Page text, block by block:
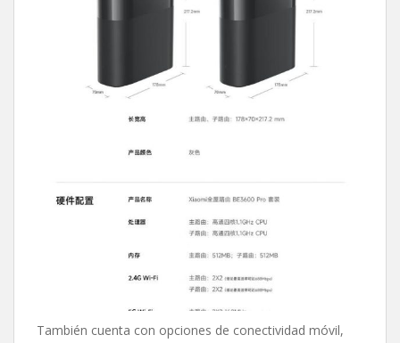
También cuenta con opciones de conectividad móvil,